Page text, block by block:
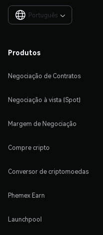
Português 
Produtos
Negociação de Contratos
Negociação à vista (Spot)
Margem de Negociação
Compre cripto
Conversor de criptomoedas
Phemex Earn
Launchpool